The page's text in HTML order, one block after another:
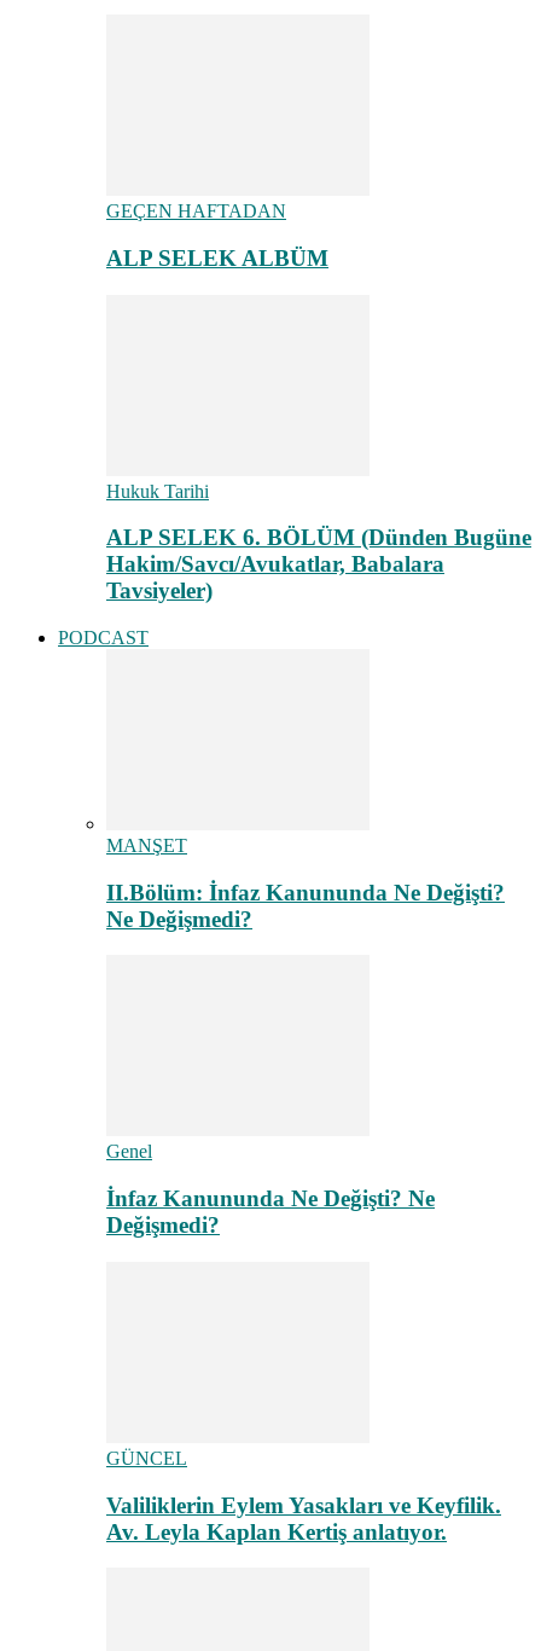
GEÇEN HAFTADAN
ALP SELEK ALBÜM
Hukuk Tarihi
ALP SELEK 6. BÖLÜM (Dünden Bugüne
Hakim/Savcı/Avukatlar, Babalara
Tavsiyeler)
PODCAST
MANŞET
II.Bölüm: İnfaz Kanununda Ne Değişti?
Ne Değişmedi?
Genel
İnfaz Kanununda Ne Değişti? Ne
Değişmedi?
GÜNCEL
Valiliklerin Eylem Yasakları ve Keyfilik.
Av. Leyla Kaplan Kertiş anlatıyor.